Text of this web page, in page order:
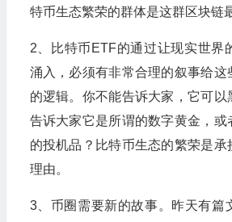
特币生态繁荣的群体是这群区块链
2、比特币ETF的通过让现实世界
涌入，必须有非常合理的叙事给这
的逻辑。你不能告诉大家，它可以
告诉大家它是所谓的数字黄金，或
的投机品？比特币生态的繁荣是承
理由。
3、币圈需要新的故事。昨天有篇